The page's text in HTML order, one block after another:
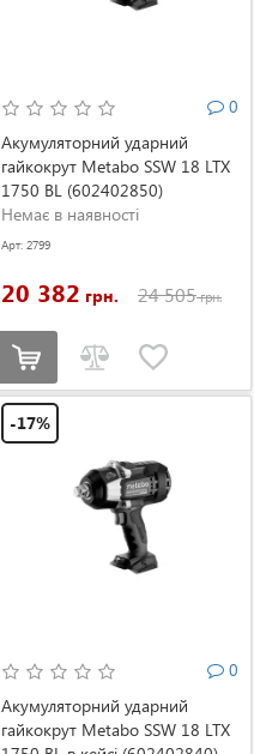
0
Акумуляторний ударний
гайкокрут Metabo SSW 18 LTX
1750 BL (602402850)
Немає в наявності
Арт: 2799
20 382 грн. 24 505грн.
-17%
0
Акумуляторний ударний
гайкокрут Metabo SSW 18 LTX